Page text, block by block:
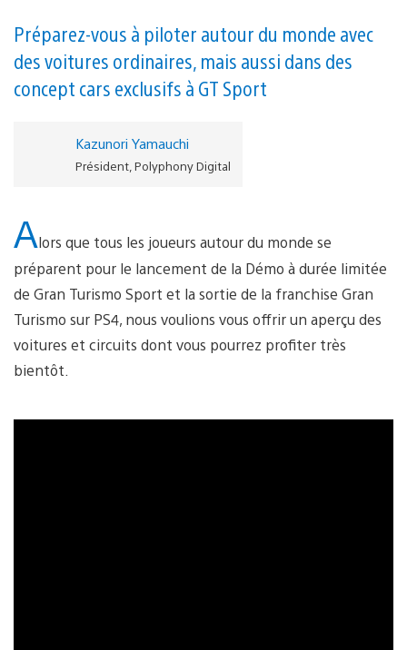
Sport
Préparez-vous à piloter autour du monde avec
des voitures ordinaires, mais aussi dans des
concept cars exclusifs à GT Sport
Kazunori Yamauchi
Président, Polyphony Digital
Alors que tous les joueurs autour du monde se
préparent pour le lancement de la Démo à durée limitée
de Gran Turismo Sport et la sortie de la franchise Gran
Turismo sur PS4, nous voulions vous offrir un aperçu des
voitures et circuits dont vous pourrez profiter très
bientôt.